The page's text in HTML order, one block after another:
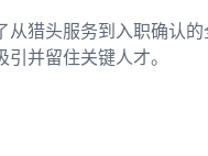
从猎头服务到入职确认
并留住关键人才。